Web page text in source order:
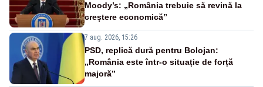
Moody’s: „România trebuie să revină la
creștere economică”
7 aug. 2026, 15:26
PSD, replică dură pentru Bolojan:
„România este într-o situație de forță
majoră”